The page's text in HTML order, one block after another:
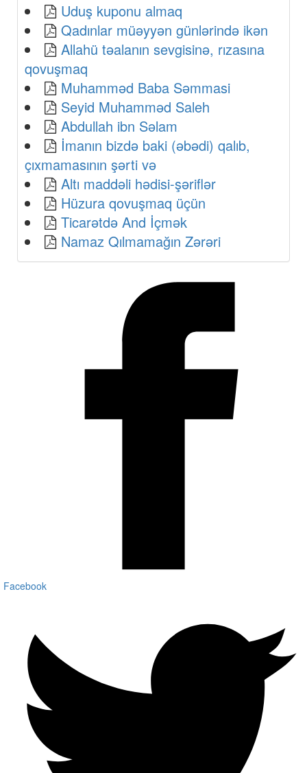
Uduş kuponu almaq
Qadınlar müəyyən günlərində ikən
Allahü təalanın sevgisinə, rızasına
qovuşmaq
Muhamməd Baba Səmmasi
Seyid Muhamməd Saleh
Abdullah ibn Səlam
İmanın bizdə baki (əbədi) qalıb,
çıxmamasının şərti və
Altı maddəli hədisi-şəriflər
Hüzura qovuşmaq üçün
Ticarətdə And İçmək
Namaz Qılmamağın Zərəri
Facebook